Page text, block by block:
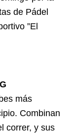
de Pádel
”El
más
Combinan
correr, y sus